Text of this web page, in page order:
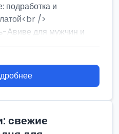
подработка и
/>
Авиве для мужчин и
свежие